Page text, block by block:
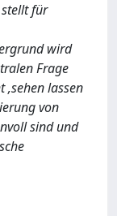
für
wird
Frage
lassen
von
sind und